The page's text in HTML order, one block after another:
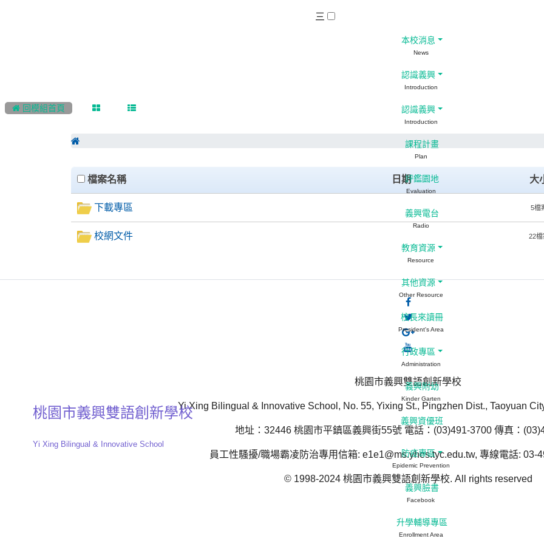
 回模組首頁
clickAll
檔案名稱 日期 大
下載專區 5檔
校網文件 22檔
桃園市義興雙語創新學校
Yi Xing Bilingual & Innovative School, No. 55, Yixing St., Pingzhen Dist., Taoyuan
地址：32446 桃園市平鎮區義興街55號 電話：(03)491-3700 傳真：
員工性騷擾/職場霸凌防治專用信箱: e1e1@ms.yhes.tyc.edu.tw, 專線電話: 03-
© 1998-2024 桃園市義興雙語創新學校. All rights reserved
桃園市義興雙語創新學校
Yi Xing Bilingual & Innovative School
三
本校消息
News
認識義興
Introduction
認識義興
Introduction
課程計畫
Plan
評鑑園地
Evaluation
義興電台
Radio
教育資源
Resource
其他資源
Other Resource
校長來讀冊
President's Area
行政專區
Administration
義興附幼
Kinder Garten
義興資優班
防疫專區
Epidemic Prevention
義興臉書
Facebook
升學輔導專區
Enrollment Area